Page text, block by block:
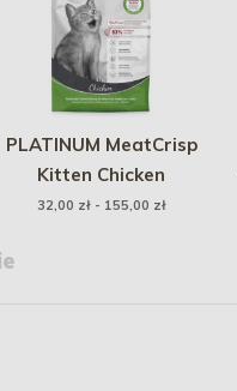
PLATINUM MeatCrisp
Kitten Chicken
32,00 zł - 155,00 zł